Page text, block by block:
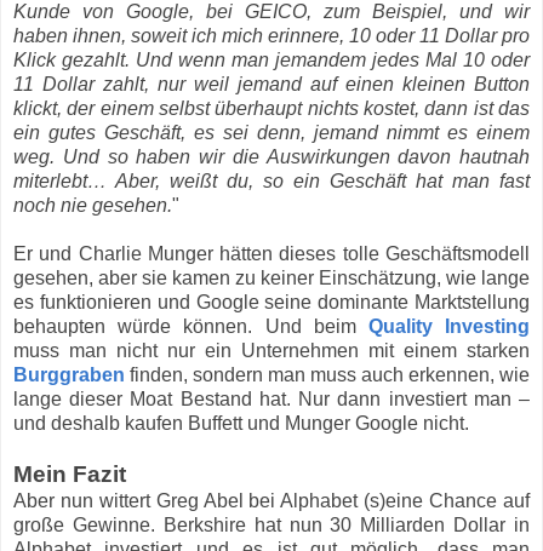
Kunde von Google, bei GEICO, zum Beispiel, und wir
haben ihnen, soweit ich mich erinnere, 10 oder 11 Dollar pro
Klick gezahlt. Und wenn man jemandem jedes Mal 10 oder
11 Dollar zahlt, nur weil jemand auf einen kleinen Button
klickt, der einem selbst überhaupt nichts kostet, dann ist das
ein gutes Geschäft, es sei denn, jemand nimmt es einem
weg. Und so haben wir die Auswirkungen davon hautnah
miterlebt… Aber, weißt du, so ein Geschäft hat man fast
noch nie gesehen."
Er und Charlie Munger hätten dieses tolle Geschäftsmodell
gesehen, aber sie kamen zu keiner Einschätzung, wie lange
es funktionieren und Google seine dominante Marktstellung
behaupten würde können. Und beim Quality Investing
muss man nicht nur ein Unternehmen mit einem starken
Burggraben finden, sondern man muss auch erkennen, wie
lange dieser Moat Bestand hat. Nur dann investiert man –
und deshalb kaufen Buffett und Munger Google nicht.
Mein Fazit
Aber nun wittert Greg Abel bei Alphabet (s)eine Chance auf
große Gewinne. Berkshire hat nun 30 Milliarden Dollar in